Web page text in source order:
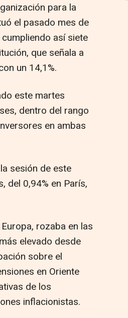
para la
el pasado mes de
así siete
que señala a
un 14,1%.
este martes
dentro del rango
en ambas
sesión de este
del 0,94% en París,
rozaba en las
elevado desde
sobre el
en Oriente
de los
inflacionistas.